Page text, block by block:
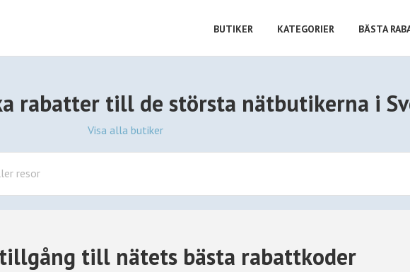
BUTIKER KATEGORIER BÄSTA
rabatter till de största nätbutikerna i
Visa alla butiker
till nätets bästa rabattkoder